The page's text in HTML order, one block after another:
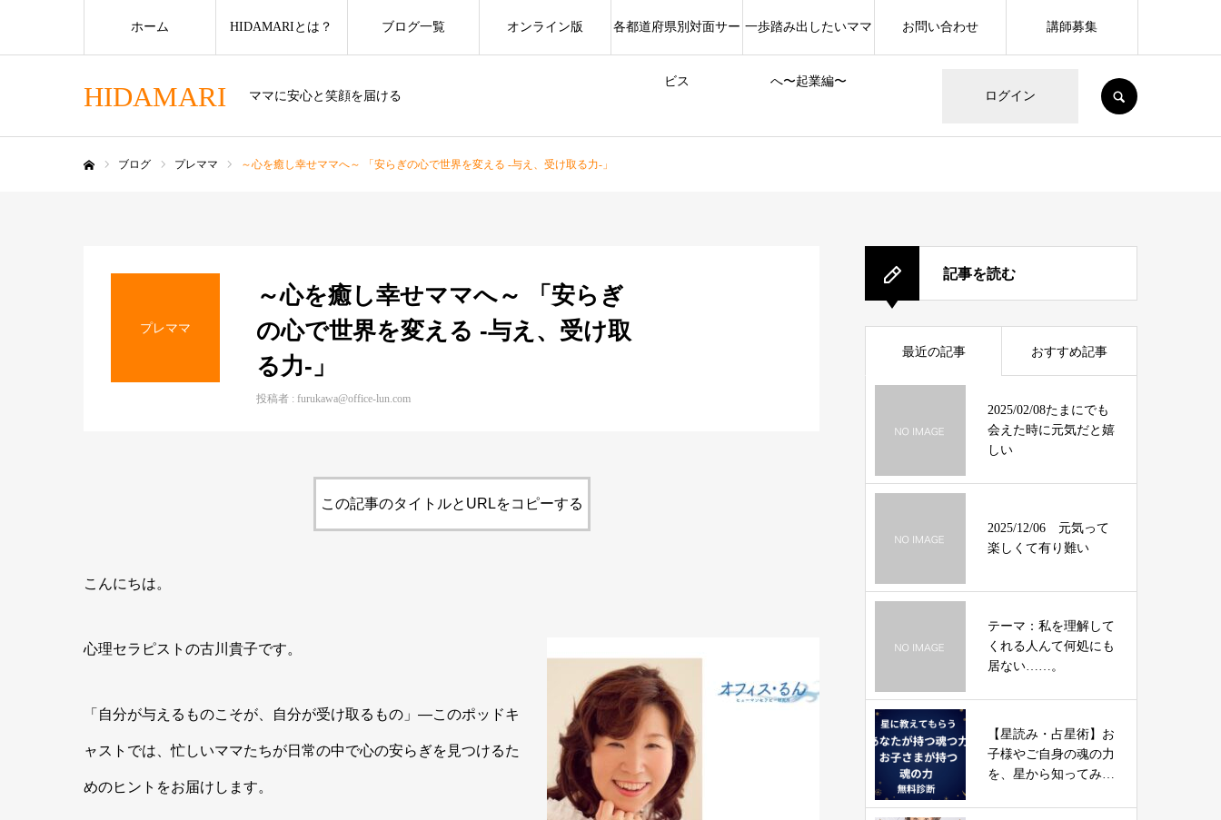
HIDAMARI ママに安心と笑顔を届ける ログイン
SEARCH
ホーム HIDAMARIとは？ ブログ一覧 オンライン版 各都道府県別対面サー
ビス
一歩踏み出したいママ
へ〜起業編〜
お問い合わせ 講師募集
ブログ プレママ ～心を癒し幸せママへ～ 「安らぎの心で世界を変える -与え、受け取る力-」
プレママ
～心を癒し幸せママへ～ 「安らぎ
の心で世界を変える -与え、受け取
る力-」
投稿者 : furukawa@office-lun.com
この記事のタイトルとURLをコピーする
こんにちは。
心理セラピストの古川貴子です。
「自分が与えるものこそが、自分が受け取るもの」―このポッドキ
ャストでは、忙しいママたちが日常の中で心の安らぎを見つけるた
めのヒントをお届けします。
記事を読む
最近の記事 おすすめ記事
2025/02/08たまにでも
会えた時に元気だと嬉
しい
2025/12/06 元気って
楽しくて有り難い
テーマ：私を理解して
くれる人んて何処にも
居ない……。
【星読み・占星術】お
子様やご自身の魂の力
を、星から知ってみま